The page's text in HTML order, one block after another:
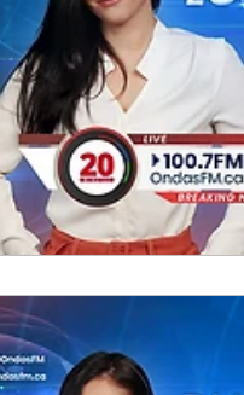
CLIMA
REDES 20